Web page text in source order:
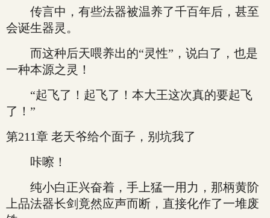
传言中，有些法器被温养了千百年后，甚至
会诞生器灵。
而这种后天喂养出的“灵性”，说白了，也是
一种本源之灵！
“起飞了！起飞了！本大王这次真的要起飞
了！”
第211章 老天爷给个面子，别坑我了
咔嚓！
纯小白正兴奋着，手上猛一用力，那柄黄阶
上品法器长剑竟然应声而断，直接化作了一堆废